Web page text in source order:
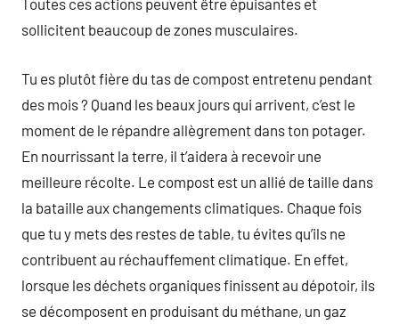
Toutes ces actions peuvent être épuisantes et
sollicitent beaucoup de zones musculaires.
Tu es plutôt fière du tas de compost entretenu pendant
des mois ? Quand les beaux jours qui arrivent, c’est le
moment de le répandre allègrement dans ton potager.
En nourrissant la terre, il t’aidera à recevoir une
meilleure récolte. Le compost est un allié de taille dans
la bataille aux changements climatiques. Chaque fois
que tu y mets des restes de table, tu évites qu’ils ne
contribuent au réchauffement climatique. En effet,
lorsque les déchets organiques finissent au dépotoir, ils
se décomposent en produisant du méthane, un gaz